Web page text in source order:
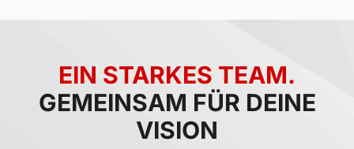
EIN STARKES TEAM.
GEMEINSAM FÜR DEINE
VISION